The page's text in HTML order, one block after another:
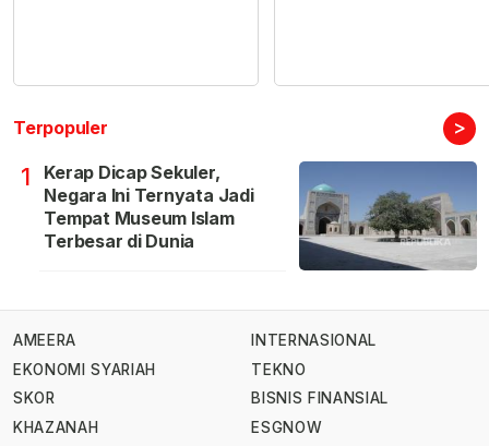
Terpopuler >
1
Kerap Dicap Sekuler,
Negara Ini Ternyata Jadi
Tempat Museum Islam
Terbesar di Dunia
AMEERA
EKONOMI SYARIAH
SKOR
KHAZANAH
INTERNASIONAL
TEKNO
BISNIS FINANSIAL
ESGNOW